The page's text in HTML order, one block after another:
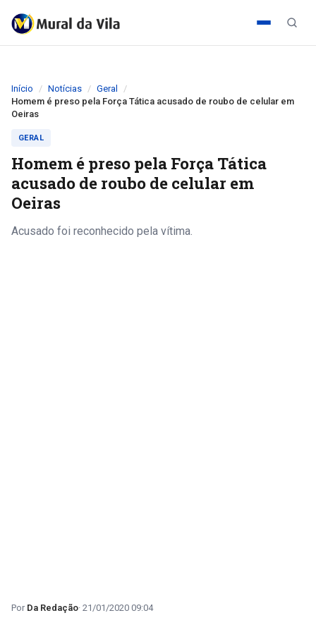
Início Notícias
Geral
Homem é preso pela Força Tática acusado de roubo de celular em
Oeiras
GERAL
Homem é preso pela Força Tática
acusado de roubo de celular em
Oeiras
Acusado foi reconhecido pela vítima.
Da Redação 21/01/2020 09:04